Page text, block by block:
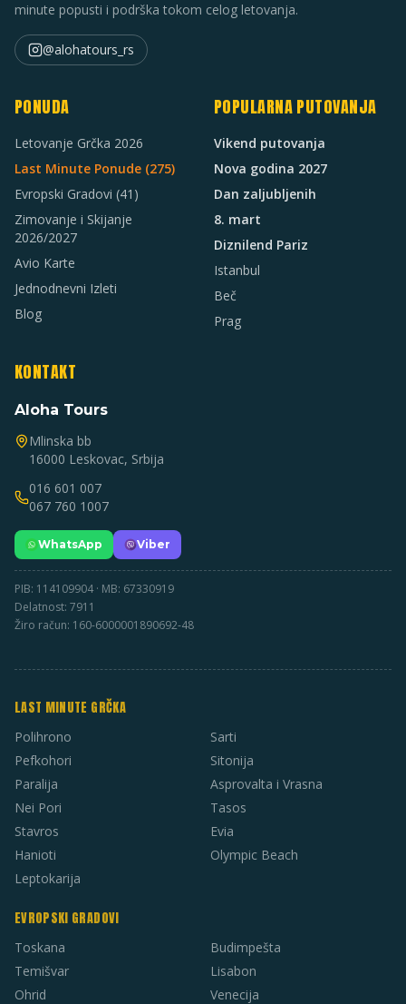
minute popusti i podrška tokom celog letovanja.
@alohatours_rs
PONUDA
Letovanje Grčka 2026
Last Minute Ponude (275)
Evropski Gradovi (41)
Zimovanje i Skijanje
2026/2027
Avio Karte
Jednodnevni Izleti
Blog
POPULARNA PUTOVANJA
Vikend putovanja
Nova godina 2027
Dan zaljubljenih
8. mart
Diznilend Pariz
Istanbul
Beč
Prag
KONTAKT
Aloha Tours
Mlinska bb
16000 Leskovac, Srbija
016 601 007
067 760 1007
WhatsApp Viber
PIB: 114109904 · MB: 67330919
Delatnost: 7911
Žiro račun: 160-6000001890692-48
LAST MINUTE GRČKA
Polihrono
Pefkohori
Paralija
Nei Pori
Stavros
Hanioti
Leptokarija
Sarti
Sitonija
Asprovalta i Vrasna
Tasos
Evia
Olympic Beach
EVROPSKI GRADOVI
Toskana
Temišvar
Ohrid
Budimpešta
Lisabon
Venecija